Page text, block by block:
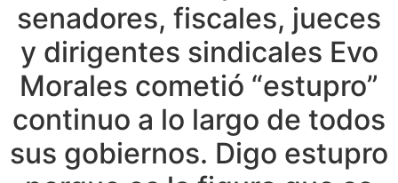
senadores, fiscales, jueces
y dirigentes sindicales Evo
Morales cometió “estupro”
continuo a lo largo de todos
sus gobiernos. Digo estupro